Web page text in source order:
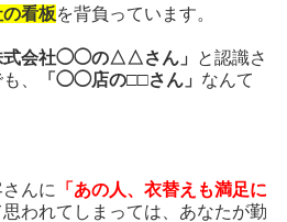
看板を背負っています。
式会社◯◯の△△さん」 と認識さ
、
「◯◯店の□□さん」 なんて
んに
「あの人、衣替えも満足に
思われてしまっては、あなたが勤